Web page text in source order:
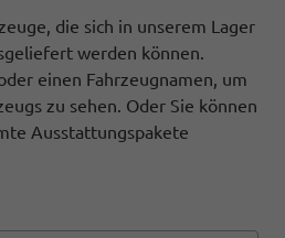
die sich in unserem Lager
werden können.
einen Fahrzeugnamen, um
zu sehen. Oder Sie können
Ausstattungspakete